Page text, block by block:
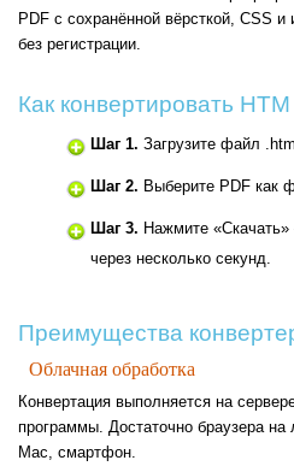
PDF с сохранённой вёрсткой, CSS
без регистрации.
Как конвертировать
Шаг 1. Загрузите файл
Шаг 2. Выберите PDF как
Шаг 3. Нажмите
через несколько секунд.
Преимущества
Облачная обработка
Конвертация выполняется на
программы. Достаточно браузера
Mac, смартфон.